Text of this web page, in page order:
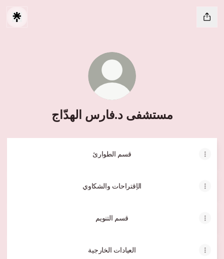
مستشفى د.فارس الهدّاج
قسم الطوارئ
الإقتراحات والشكاوي
قسم التنويم
العيادات الخارجية